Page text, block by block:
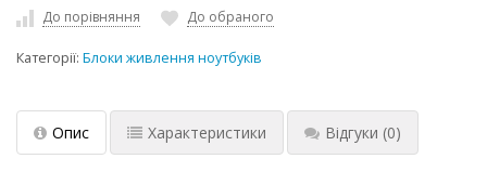
До порівняння До обраного
Категорії: Блоки живлення ноутбуків
Опис Характеристики Відгуки (0)